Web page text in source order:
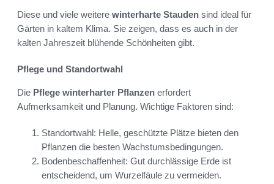
Diese und viele weitere winterharte Stauden sind ideal für
Gärten in kaltem Klima. Sie zeigen, dass es auch in der
kalten Jahreszeit blühende Schönheiten gibt.
Pflege und Standortwahl
Die Pflege winterharter Pflanzen erfordert
Aufmerksamkeit und Planung. Wichtige Faktoren sind:
Standortwahl: Helle, geschützte Plätze bieten den
Pflanzen die besten Wachstumsbedingungen.
Bodenbeschaffenheit: Gut durchlässige Erde ist
entscheidend, um Wurzelfäule zu vermeiden.